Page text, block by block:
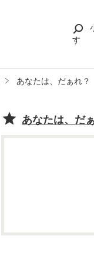
す
あなたは、だぁれ？
あなたは、だ